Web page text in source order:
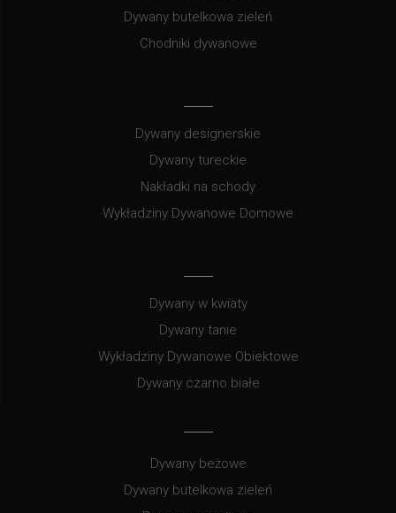
Dywany butelkowa zieleń
Chodniki dywanowe
Dywany designerskie
Dywany tureckie
Nakładki na schody
Wykładziny Dywanowe Domowe
Dywany w kwiaty
Dywany tanie
Wykładziny Dywanowe Obiektowe
Dywany czarno białe
Dywany beżowe
Dywany butelkowa zieleń